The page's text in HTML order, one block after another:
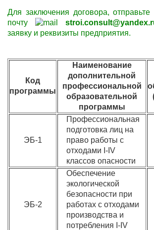
Для заключения договора,отправьте
почту
заявку и реквизиты предприятия.
Код
программы
Наименование
дополнительной
профессиональной
образовательной
программы
ЭБ-1
Профессиональная
подготовка лиц на
право работы с
отходами I-IV
классов опасности
ЭБ-2
Обеспечение
экологической
безопасности при
работах с отходами
производства и
потребления I-IV